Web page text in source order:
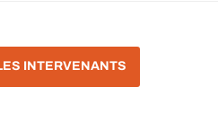
INTERVENANTS